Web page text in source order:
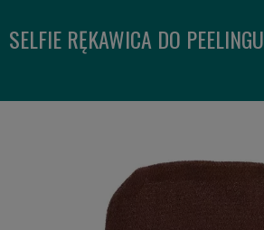
SELFIE RĘKAWICA DO PEELINGU